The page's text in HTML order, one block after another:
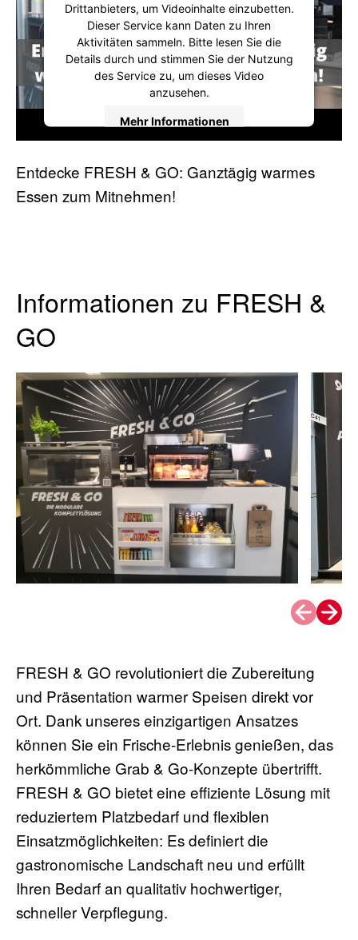
Drittanbieters, um Videoinhalte einzubetten.
Dieser Service kann Daten zu Ihren
Aktivitäten sammeln. Bitte lesen Sie die
Details durch und stimmen Sie der Nutzung
des Service zu, um dieses Video
anzusehen.
Mehr Informationen
powered by Usercentrics Consent
Entdecke FRESH & GO: Ganztägig warmes
Essen zum Mitnehmen!
Informationen zu FRESH &
GO
FRESH & GO revolutioniert die Zubereitung
und Präsentation warmer Speisen direkt vor
Ort. Dank unseres einzigartigen Ansatzes
können Sie ein Frische-Erlebnis genießen, das
herkömmliche Grab & Go-Konzepte übertrifft.
FRESH & GO bietet eine effiziente Lösung mit
reduziertem Platzbedarf und flexiblen
Einsatzmöglichkeiten: Es definiert die
gastronomische Landschaft neu und erfüllt
Ihren Bedarf an qualitativ hochwertiger,
schneller Verpflegung.